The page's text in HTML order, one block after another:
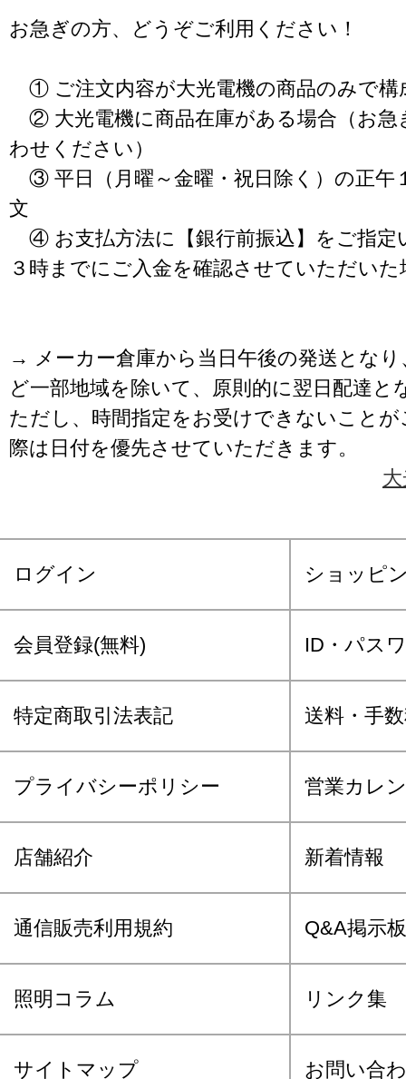
お急ぎの方、どうぞご利用ください！
① ご注文内容が大光電機の商品のみで構
② 大光電機に商品在庫がある場合（お急
わせください）
③ 平日（月曜～金曜・祝日除く）の正午
文
④ お支払方法に【銀行前振込】をご指定
３時までにご入金を確認させていただいた
→ メーカー倉庫から当日午後の発送となり
ど一部地域を除いて、原則的に翌日配達と
ただし、時間指定をお受けできないこと
際は日付を優先させていただきます。
ログイン ショッピ
会員登録(無料) ID・パス
特定商取引法表記 送料・手
プライバシーポリシー 営業カレ
店舗紹介 新着情報
通信販売利用規約 Q&A掲示板
照明コラム リンク集
サイトマップ お問い合